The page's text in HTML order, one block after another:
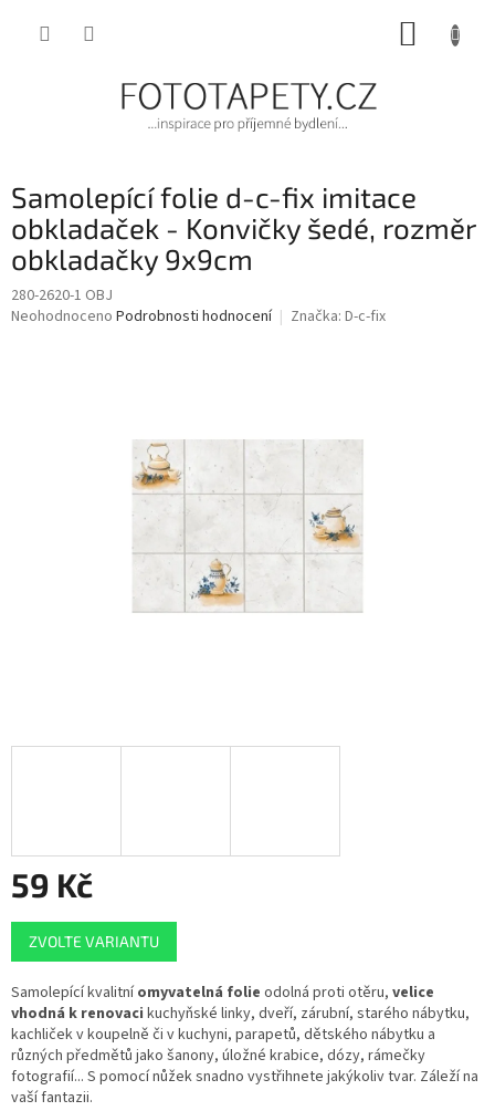
Samolepící folie d-c-fix imitace
obkladaček - Konvičky šedé, rozměr
obkladačky 9x9cm
280-2620-1 OBJ
Průměrné
Neohodnoceno Podrobnosti hodnocení Značka: D-c-fix
59 Kč
Měrná
cena:
ZVOLTE VARIANTU
Samolepící kvalitníomyvatelná folie odolná proti otěru, velice
vhodná k renovaci kuchyňské linky, dveří, zárubní, starého nábytku,
kachliček v koupelně či v kuchyni, parapetů, dětského nábytku a
různých předmětů jako šanony, úložné krabice, dózy, rámečky
fotografií... S pomocí nůžek snadno vystřihnete jakýkoliv tvar. Záleží na
vaší fantazii.